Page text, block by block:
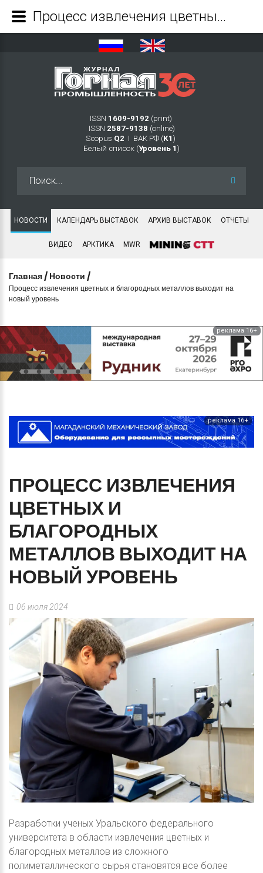
ISSN 1609-9192 (print)
ISSN 2587-9138 (online)
Scopus Q2 Ι ВАК РФ (K1 )
Белый список (Уровень 1 )
НОВОСТИ КАЛЕНДАРЬ ВЫСТАВОК АРХИВ ВЫСТАВОК ОТЧЕТЫ
ВИДЕО АРКТИКА MWR
Главная / Новости /
Процесс извлечения цветных и благородных металлов выходит на
новый уровень
реклама 16+
реклама 16+
ПРОЦЕСС ИЗВЛЕЧЕНИЯ
ЦВЕТНЫХ И
БЛАГОРОДНЫХ
МЕТАЛЛОВ ВЫХОДИТ НА
НОВЫЙ УРОВЕНЬ
06 июля 2024
Разработки ученых Уральского федерального
университета в области извлечения цветных и
благородных металлов из сложного
полиметаллического сырья становятся все более
Процесс извлечения цветных и благородных металлов выходит на новый уровень - Журнал Горная промышленность